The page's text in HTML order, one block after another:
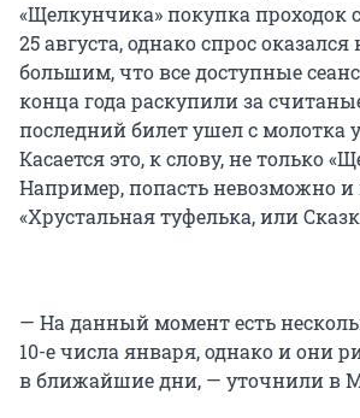
«Щелкунчика» покупка проходок
25 августа, однако спрос оказался
большим, что все доступные
конца года раскупили за
последний билет ушел с молотка
Касается это, к слову, не только
Например, попасть невозможно и
«Хрустальная туфелька, или
— На данный момент есть
10-е числа января, однако и они
в ближайшие дни, — уточнили в